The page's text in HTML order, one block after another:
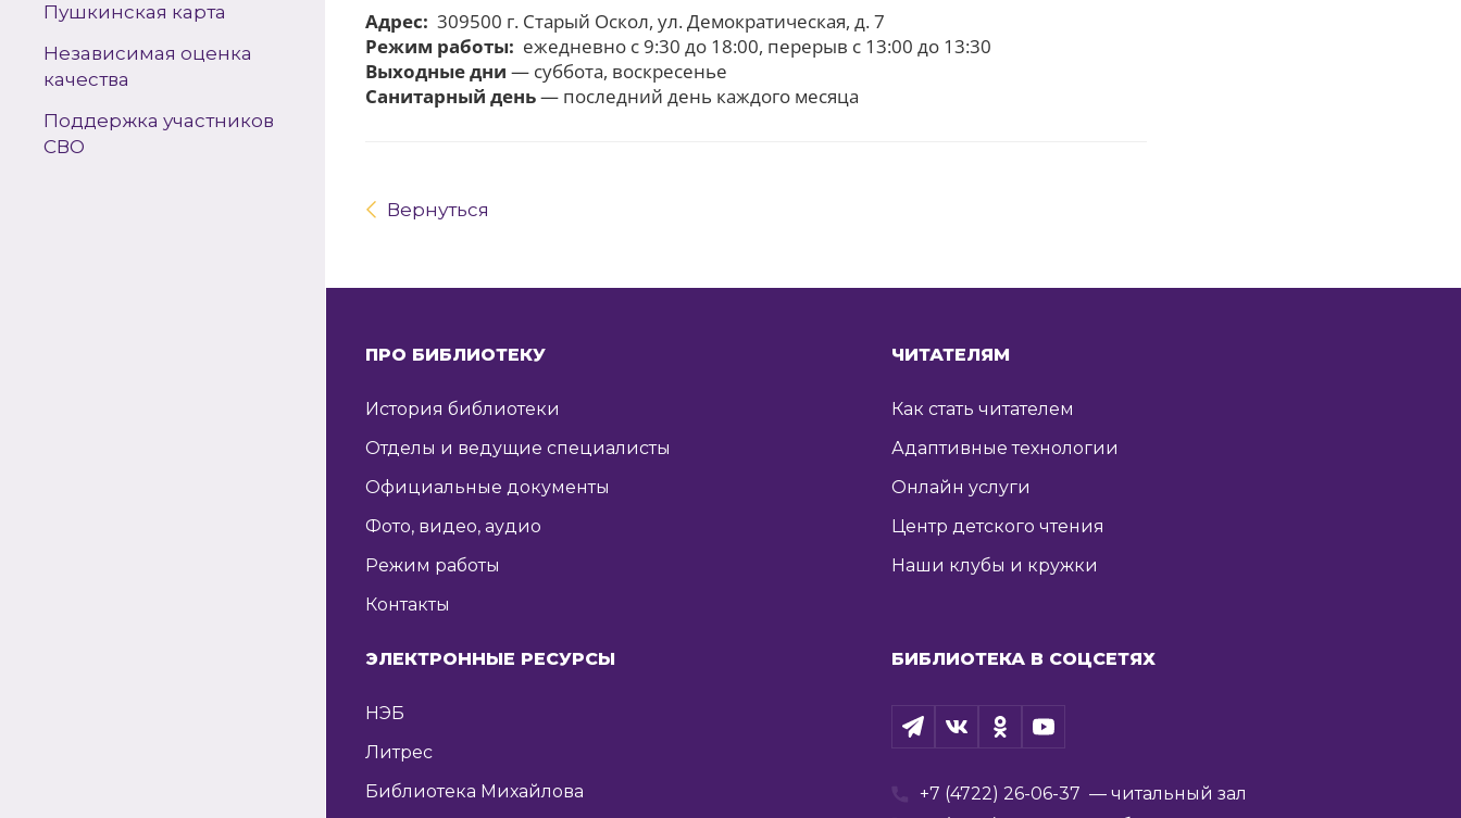
Пушкинская карта
Независимая оценка
качества
Поддержка участников
СВО
Адрес: 309500 г. Старый Оскол, ул. Демократическая, д. 7
Режим работы: ежедневно с 9:30 до 18:00, перерыв с 13:00 до 13:30
Выходные дни — суббота, воскресенье
Санитарный день— последний день каждого месяца
Вернуться
ПРО БИБЛИОТЕКУ
История библиотеки
Отделы и ведущие специалисты
Официальные документы
Фото, видео, аудио
Режим работы
Контакты
ЧИТАТЕЛЯМ
Как стать читателем
Адаптивные технологии
Онлайн услуги
Центр детского чтения
Наши клубы и кружки
ЭЛЕКТРОННЫЕ РЕСУРСЫ
НЭБ
Литрес
Библиотека Михайлова
БИБЛИОТЕКА В СОЦСЕТЯХ
+7 (4722) 26-06-37 — читальный зал